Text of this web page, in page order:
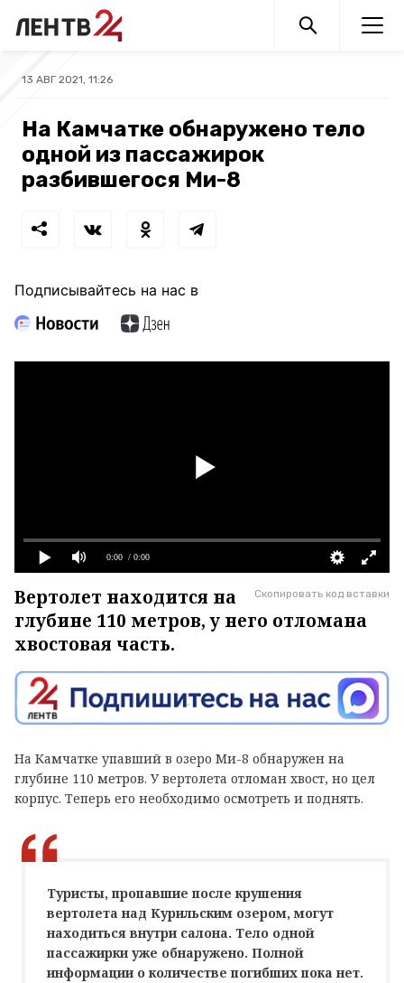
13 АВГ 2021, 11:26
На Камчатке обнаружено тело
одной из пассажирок
разбившегося Ми-8
Подписывайтесь на нас в
0:00 / 0:00
Скопировать код вставки
Вертолет находится на
глубине 110 метров, у него отломана
хвостовая часть.
На Камчатке упавший в озеро Ми-8 обнаружен на
глубине 110 метров. У вертолета отломан хвост, но цел
корпус. Теперь его необходимо осмотреть и поднять.
Туристы, пропавшие после крушения
вертолета над Курильским озером, могут
находиться внутри салона. Тело одной
пассажирки уже обнаружено. Полной
информации о количестве погибших пока нет.